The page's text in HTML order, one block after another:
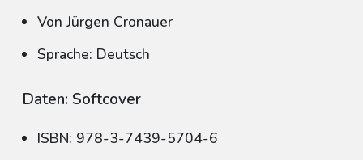
Von Jürgen Cronauer
Sprache: Deutsch
Daten: Softcover
ISBN: 978-3-7439-5704-6